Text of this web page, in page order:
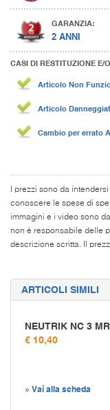
GARANZIA:
2 ANNI
CASI DI RESTITUZIONE E/
Articolo Non
Articolo
Cambio per errato
I prezzi sono da
conoscere le spese di
immagini e i video sono
non è responsabile delle
descrizione scritta. Il
ARTICOLI SIMILI
NEUTRIK NC 3
€ 10,40
» Vai alla scheda